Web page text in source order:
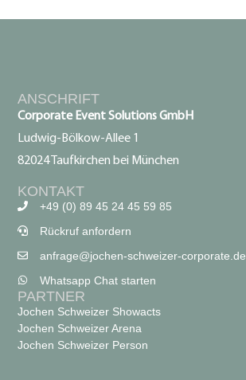
ANSCHRIFT
Corporate Event Solutions GmbH
Ludwig-Bölkow-Allee 1
82024 Taufkirchen bei München
KONTAKT
+49 (0) 89 45 24 45 59 85
Rückruf anfordern
anfrage@jochen-schweizer-corporate.de
Whatsapp Chat starten
PARTNER
Jochen Schweizer Showacts
Jochen Schweizer Arena
Jochen Schweizer Person